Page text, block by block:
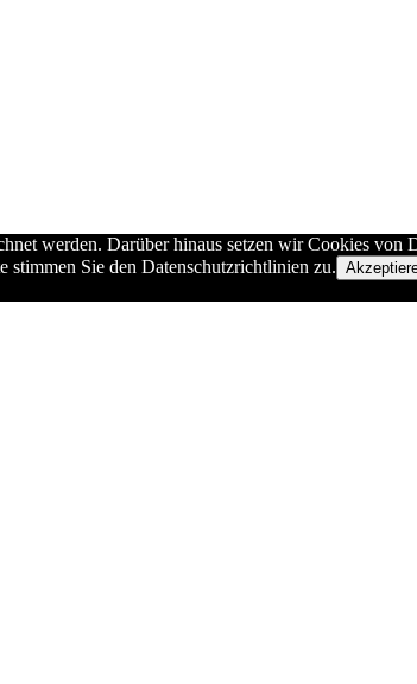
werden. Darüber hinaus setzen wir Cookies von
stimmen Sie den Datenschutzrichtlinien zu.